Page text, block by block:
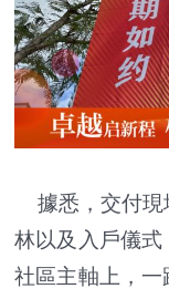
據悉，交付現
林以及入戶儀
社區主軸上，